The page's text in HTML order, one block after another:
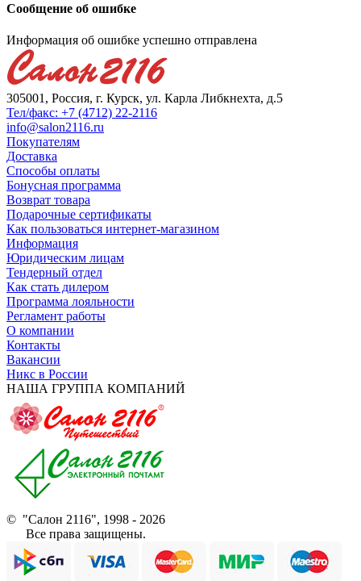
Сообщение об ошибке
Информация об ошибке успешно отправлена
305001, Россия, г. Курск, ул. Карла Либкнехта, д.5
Тел/факс: +7 (4712) 22-2116
info@salon2116.ru
Покупателям
Доставка
Способы оплаты
Бонусная программа
Возврат товара
Подарочные сертификаты
Как пользоваться интернет-магазином
Информация
Юридическим лицам
Тендерный отдел
Как стать дилером
Программа лояльности
Регламент работы
О компании
Контакты
Вакансии
Никс в России
НАША ГРУППА КОМПАНИЙ
© "Салон 2116", 1998 - 2026
Все права защищены.